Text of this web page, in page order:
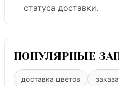
статуса доставки.
ПОПУЛЯРНЫЕ
доставка цветов